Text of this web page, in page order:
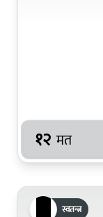
१२ मत
स्वतन्त्र